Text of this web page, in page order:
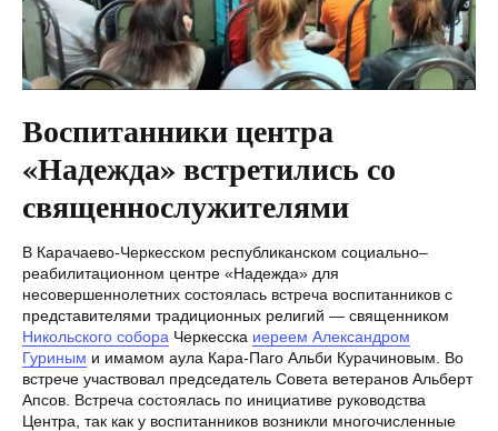
Воспитанники центра
«Надежда» встретились со
священнослужителями
В Карачаево-Черкесском республиканском социально–
реабилитационном центре «Надежда» для
несовершеннолетних состоялась встреча воспитанников с
представителями традиционных религий — священником
Никольского собора Черкесска иереем Александром
Гуриным и имамом аула Кара-Паго Альби Курачиновым. Во
встрече участвовал председатель Совета ветеранов Альберт
Апсов. Встреча состоялась по инициативе руководства
Центра, так как у воспитанников возникли многочисленные